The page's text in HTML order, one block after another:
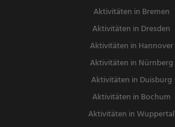
Aktivitäten in Bremen
Aktivitäten in Dresden
Aktivitäten in Hannover
Aktivitäten in Nürnberg
Aktivitäten in Duisburg
Aktivitäten in Bochum
Aktivitäten in Wuppertal